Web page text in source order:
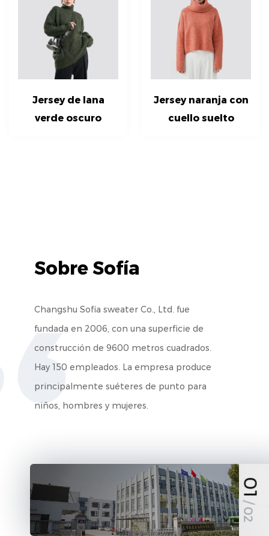
Jersey de lana
verde oscuro
Jersey naranja con
cuello suelto
Sobre Sofía
Changshu Sofia sweater Co., Ltd. fue
fundada en 2006, con una superficie de
construcción de 9600 metros cuadrados.
Hay 150 empleados. La empresa produce
principalmente suéteres de punto para
niños, hombres y mujeres.
01
/ 02